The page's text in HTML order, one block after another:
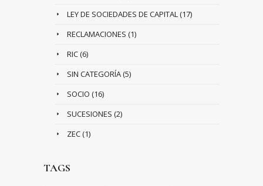
LEY DE SOCIEDADES DE CAPITAL(17)
RECLAMACIONES (1)
RIC(6)
SIN CATEGORÍA(5)
SOCIO (16)
SUCESIONES (2)
ZEC(1)
TAGS